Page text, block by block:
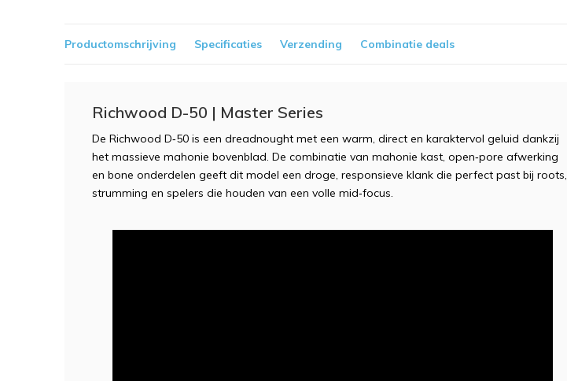
Productomschrijving Specificaties Verzending Combinatie deals
Richwood D-50 | Master Series
De Richwood D‑50 is een dreadnought met een warm, direct en karaktervol geluid dankzij
het massieve mahonie bovenblad. De combinatie van mahonie kast, open‑pore afwerking
en bone onderdelen geeft dit model een droge, responsieve klank die perfect past bij roots,
strumming en spelers die houden van een volle mid‑focus.